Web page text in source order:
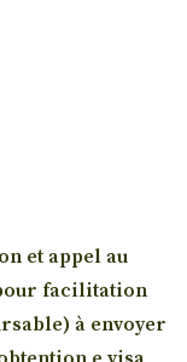
et appel au
facilitation
à envoyer